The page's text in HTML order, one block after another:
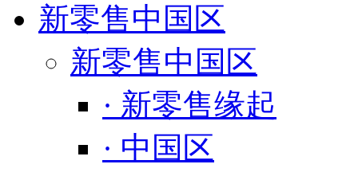
新零售中国区
新零售中国区
· 新零售缘起
· 中国区